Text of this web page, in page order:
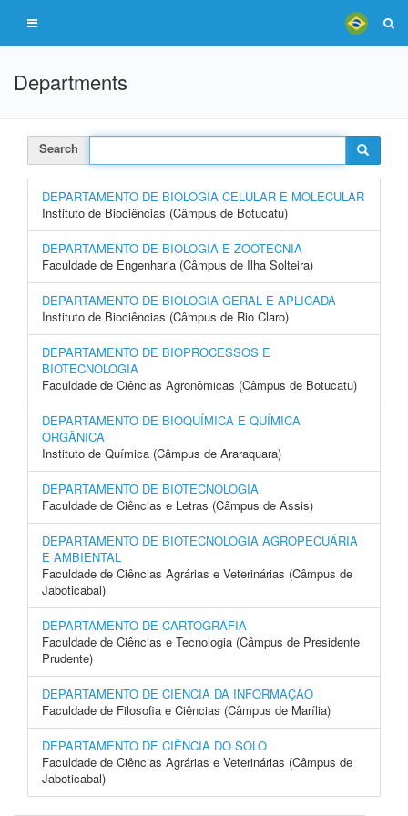
Departments
Search
DEPARTAMENTO DE BIOLOGIA CELULAR E MOLECULAR
Instituto de Biociências (Câmpus de Botucatu)
DEPARTAMENTO DE BIOLOGIA E ZOOTECNIA
Faculdade de Engenharia (Câmpus de Ilha Solteira)
DEPARTAMENTO DE BIOLOGIA GERAL E APLICADA
Instituto de Biociências (Câmpus de Rio Claro)
DEPARTAMENTO DE BIOPROCESSOS E
BIOTECNOLOGIA
Faculdade de Ciências Agronômicas (Câmpus de Botucatu)
DEPARTAMENTO DE BIOQUÍMICA E QUÍMICA
ORGÂNICA
Instituto de Química (Câmpus de Araraquara)
DEPARTAMENTO DE BIOTECNOLOGIA
Faculdade de Ciências e Letras (Câmpus de Assis)
DEPARTAMENTO DE BIOTECNOLOGIA AGROPECUÁRIA
E AMBIENTAL
Faculdade de Ciências Agrárias e Veterinárias (Câmpus de
Jaboticabal)
DEPARTAMENTO DE CARTOGRAFIA
Faculdade de Ciências e Tecnologia (Câmpus de Presidente
Prudente)
DEPARTAMENTO DE CIÊNCIA DA INFORMAÇÃO
Faculdade de Filosofia e Ciências (Câmpus de Marília)
DEPARTAMENTO DE CIÊNCIA DO SOLO
Faculdade de Ciências Agrárias e Veterinárias (Câmpus de
Jaboticabal)